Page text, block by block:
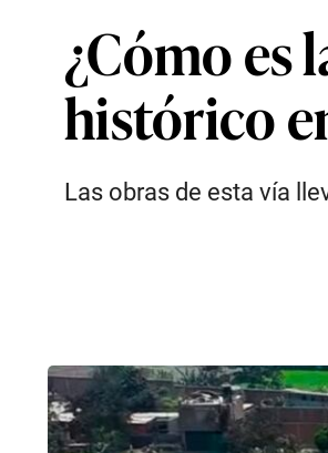
¿Cómo es
histórico
Las obras de esta vía